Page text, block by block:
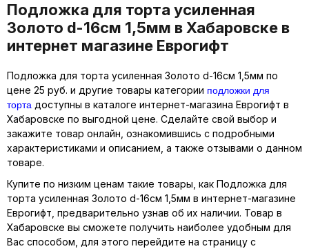
Подложка для торта усиленная
Золото d-16см 1,5мм в Хабаровске в
интернет магазине Еврогифт
Подложка для торта усиленная Золото d-16см 1,5мм по
цене 25 руб. и другие товары категории подложки для
торта доступны в каталоге интернет-магазина Еврогифт в
Хабаровске по выгодной цене. Сделайте свой выбор и
закажите товар онлайн, ознакомившись с подробными
характеристиками и описанием, а также отзывами о данном
товаре.
Купите по низким ценам такие товары, как Подложка для
торта усиленная Золото d-16см 1,5мм в интернет-магазине
Еврогифт, предварительно узнав об их наличии. Товар в
Хабаровске вы сможете получить наиболее удобным для
Вас способом, для этого перейдите на страницу с